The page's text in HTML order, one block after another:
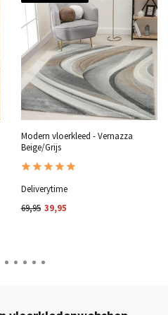
Modern vloerkleed - Vernazza
Beige/Grijs
Deliverytime
69,95 39,95